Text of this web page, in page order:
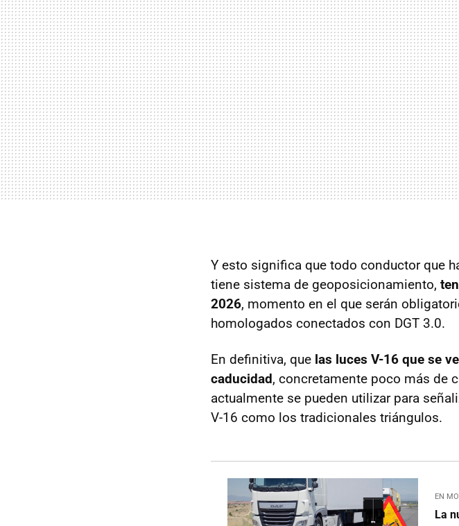
Y esto significa que todo conductor que
tiene sistema de geoposicionamiento,
2026, momento en el que serán
homologados conectados con DGT 3.0.
En definitiva, que las luces V-16 que se
caducidad, concretamente poco más de
actualmente se pueden utilizar para
V-16 como los tradicionales triángulos.
EN
La